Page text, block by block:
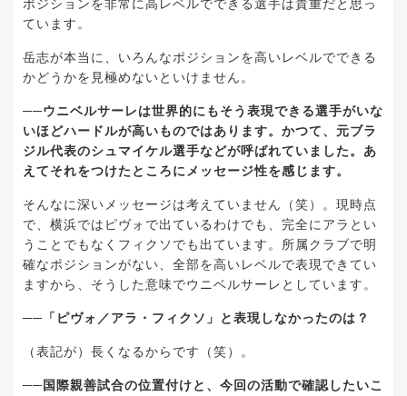
ポジションを非常に高レベルでできる選手は貴重だと思っ
ています。
岳志が本当に、いろんなポジションを高いレベルでできる
かどうかを見極めないといけません。
──ウニベルサーレは世界的にもそう表現できる選手がいな
いほどハードルが高いものではあります。かつて、元ブラ
ジル代表のシュマイケル選手などが呼ばれていました。あ
えてそれをつけたところにメッセージ性を感じます。
そんなに深いメッセージは考えていません（笑）。現時点
で、横浜ではピヴォで出ているわけでも、完全にアラとい
うことでもなくフィクソでも出ています。所属クラブで明
確なポジションがない、全部を高いレベルで表現できてい
ますから、そうした意味でウニベルサーレとしています。
──「ピヴォ／アラ・フィクソ」と表現しなかったのは？
（表記が）長くなるからです（笑）。
──国際親善試合の位置付けと、今回の活動で確認したいこ